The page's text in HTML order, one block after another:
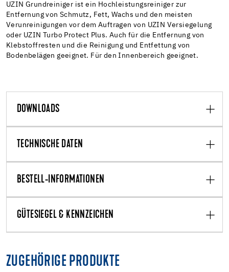
UZIN Grundreiniger ist ein Hochleistungsreiniger zur
Entfernung von Schmutz, Fett, Wachs und den meisten
Verunreinigungen vor dem Auftragen von UZIN Versiegelung
oder UZIN Turbo Protect Plus. Auch für die Entfernung von
Klebstoffresten und die Reinigung und Entfettung von
Bodenbelägen geeignet. Für den Innenbereich geeignet.
DOWNLOADS
TECHNISCHE DATEN
BESTELL-INFORMATIONEN
GÜTESIEGEL & KENNZEICHEN
ZUGEHÖRIGE PRODUKTE